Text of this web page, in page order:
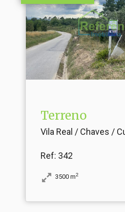
Terreno
Vila Real / Chaves /
Ref: 342
3500 m2